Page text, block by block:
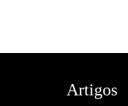
Artigos